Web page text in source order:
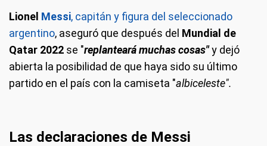
Lionel Messi, capitán y figura del seleccionado
argentino, aseguró que después del Mundial de
Qatar 2022 se "replanteará muchas cosas"y dejó
abierta la posibilidad de que haya sido su último
partido en el país con la camiseta "albiceleste".
Las declaraciones de Messi